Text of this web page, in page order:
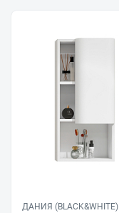
ДАНИЯ (BLACK&WHITE)